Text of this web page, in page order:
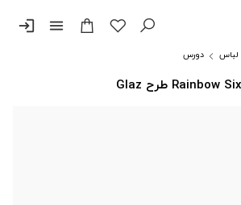
menu
login
لباس دورس